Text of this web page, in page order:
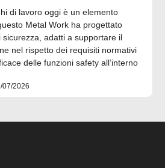
di lavoro oggi è un elemento
Metal Work ha progettato
adatti a supportare il
nel rispetto dei requisiti normativi
delle funzioni safety all’interno
07/2026